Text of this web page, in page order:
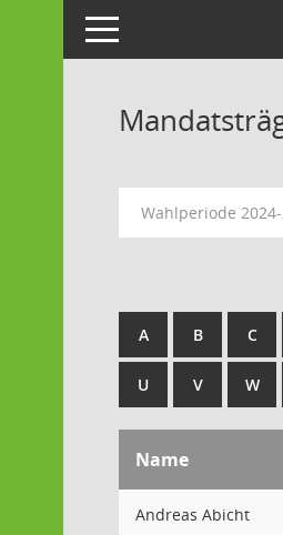
Toggle navigation
Wahlperiode
A B C
U V W
Name
Andreas Abicht